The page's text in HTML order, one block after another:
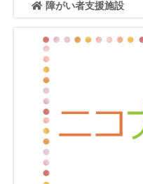
障がい者支援施設